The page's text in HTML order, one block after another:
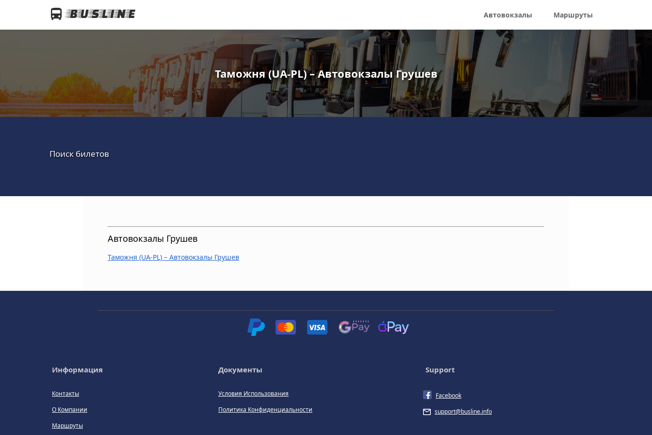
Автовокзалы Маршруты
Таможня (UA-PL) – Автовокзалы Грушев
Поиск билетов
Автовокзалы Грушев
Таможня (UA-PL) – Автовокзалы Грушев
Информация
Контакты
О Компании
Маршруты
Документы
Условия Использования
Политика Конфиденциальности
Support
Facebook
support@busline.info